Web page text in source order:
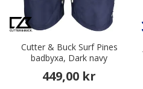
Cutter & Buck Surf Pines
badbyxa, Dark navy
449,00 kr